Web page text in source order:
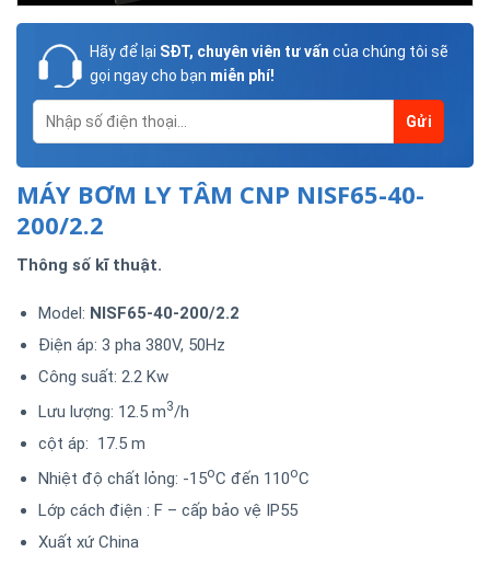
Hãy để lại SĐT, chuyên viên tư vấn của chúng tôi sẽ
gọi ngay cho bạn miễn phí!
MÁY BƠM LY TÂM CNP NISF65-40-
200/2.2
Thông số kĩ thuật.
Model: NISF65-40-200/2.2
Điện áp: 3 pha 380V, 50Hz
Công suất: 2.2 Kw
Lưu lượng: 12.5 m3/h
cột áp: 17.5 m
Nhiệt độ chất lỏng: -15oC đến 110oC
Lớp cách điện : F – cấp bảo vệ IP55
Xuất xứ China